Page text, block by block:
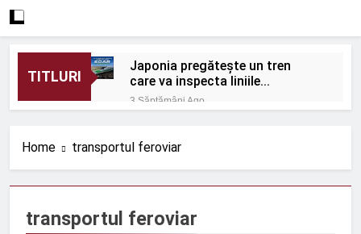
TITLURI
Japonia pregătește un tren
care va inspecta liniile
Shinkansen cu o viteză de 320
km/h
3 Săptămâni Ago
cresc în afara capitalei
3 Săptămâni Ago
Protecție eficientă
împotriva zgomotului
ORDIN nr. 656 din 1 iulie
Home transportul feroviar
transportul feroviar